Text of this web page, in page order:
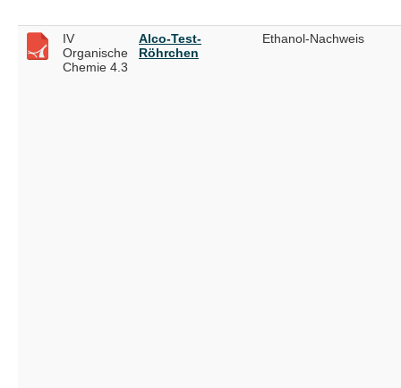
IV
Organische
Chemie 4.3
Alco-Test-
Röhrchen
Ethanol-Nachweis